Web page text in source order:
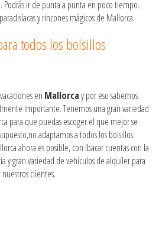
Podrás ir de punta a punta en poco tiempo.
y rincones mágicos de Mallorca.
todos los bolsillos
en Mallorcay por eso sabemos
importante. Tenemos una gran variedad
para que puedas escoger el que mejor se
adaptamos a todos los bolsillos.
ahora es posible, con Ibacar cuentas con la
y gran variedad de vehículos de alquiler para
clientes.